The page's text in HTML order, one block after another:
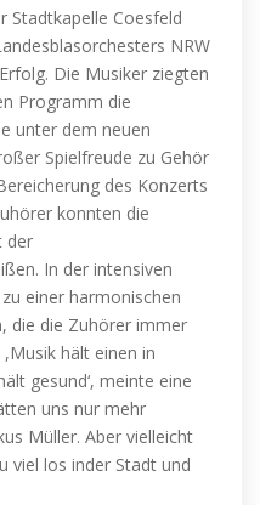
Stadtkapelle Coesfeld
NRW
Die Musiker ziegten
Programm die
unter dem neuen
Spielfreude zu Gehör
des Konzerts
konnten die
der
In der intensiven
einer harmonischen
die die Zuhörer immer
hält einen in
gesund‘, meinte eine
uns nur mehr
Müller. Aber vielleicht
viel los inder Stadt und